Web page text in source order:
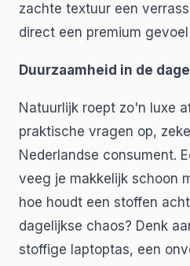
zachte textuur een
direct een premium
Duurzaamheid in de
Natuurlijk roept zo'n luxe
praktische vragen op,
Nederlandse consument.
veeg je makkelijk schoon
hoe houdt een stoffen
dagelijkse chaos? Denk
stoffige laptoptas, een